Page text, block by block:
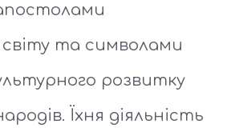
світу та символами
розвитку
Їхня діяльність